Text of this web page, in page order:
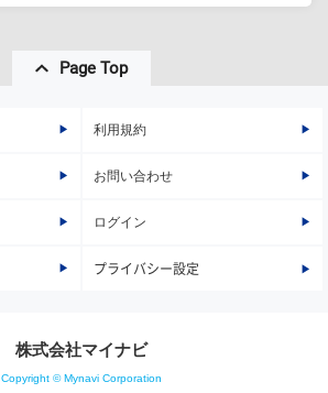
Page Top
利用規約
お問い合わせ
ログイン
プライバシー設定
株式会社マイナビ
Copyright © Mynavi Corporation